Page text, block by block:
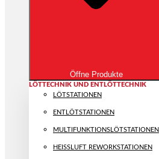
Öffne Produkte
LÖTTECHNIK UND ENTLÖTTECHNIK
LÖTSTATIONEN
ENTLÖTSTATIONEN
MULTIFUNKTIONS­LÖTSTATIONEN
HEISSLUFT REWORKSTATIONEN